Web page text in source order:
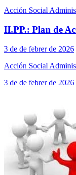
Acción Social
II.PP.: Plan de
3 de de febrer de 2026
Acción Social
3 de de febrer de 2026